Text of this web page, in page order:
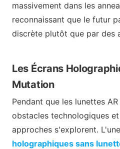
massivement dans les
reconnaissant que le futur
discrète plutôt que par des
Les Écrans
Mutation
Pendant que les lunettes
obstacles technologiques
approches s'explorent.
holographiques sans